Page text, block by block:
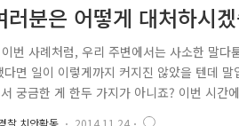
러분은 어떻게 대처하시
번 사례처럼, 우리 주변에서는 사소한 말
다면 일이 이렇게까지 커지진 않았을 텐데
궁금한 게 한두 가지가 아니죠? 이번 시간
지구대로 인계된 A남 · B남 · C남 · D남!
찰 치안활동 2014.11.24